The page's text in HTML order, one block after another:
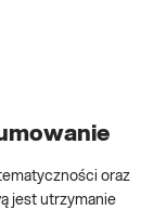
oraz
jest utrzymanie